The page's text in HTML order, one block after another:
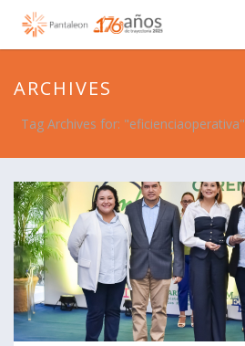
ARCHIVES
Tag Archives for: "eficienciaoperativa"